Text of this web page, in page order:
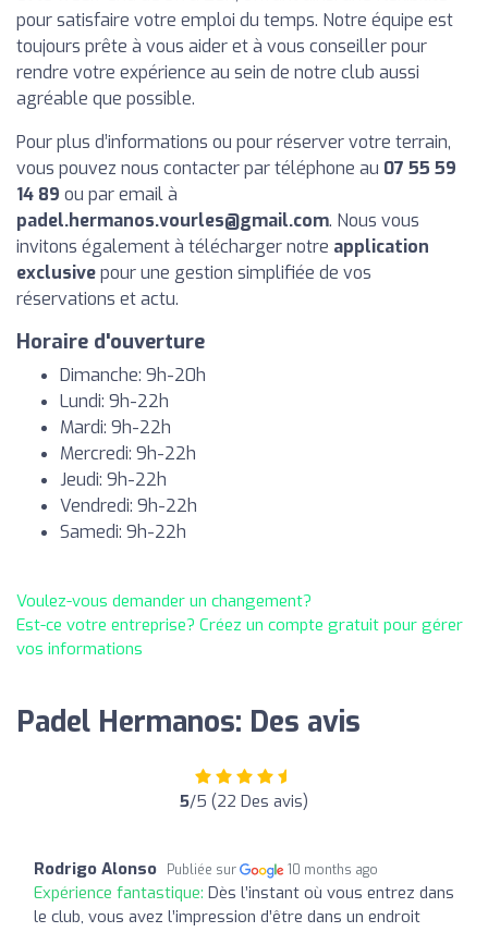
pour satisfaire votre emploi du temps. Notre équipe est
toujours prête à vous aider et à vous conseiller pour
rendre votre expérience au sein de notre club aussi
agréable que possible.
Pour plus d’informations ou pour réserver votre terrain,
vous pouvez nous contacter par téléphone au 07 55 59
14 89 ou par email à
padel.hermanos.vourles@gmail.com. Nous vous
invitons également à télécharger notre application
exclusivepour une gestion simplifiée de vos
réservations et actu.
Horaire d'ouverture
Dimanche: 9h-20h
Lundi: 9h-22h
Mardi: 9h-22h
Mercredi: 9h-22h
Jeudi: 9h-22h
Vendredi: 9h-22h
Samedi: 9h-22h
Voulez-vous demander un changement?
Est-ce votre entreprise? Créez un compte gratuit pour gérer
vos informations
Padel Hermanos: Des avis
5/5 (22 Des avis)
Rodrigo Alonso Publiée sur 10 months ago
Expérience fantastique: Dès l’instant où vous entrez dans
le club, vous avez l’impression d’être dans un endroit